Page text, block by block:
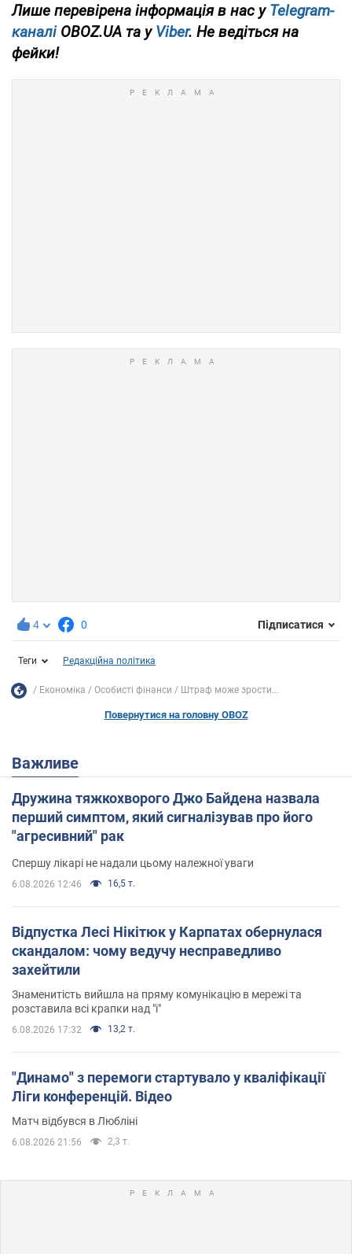
Лише перевірена інформація в нас уTelegram-
каналіOBOZ.UA та уViber. Не ведіться на
фейки!
4 0 Підписатися
Теги Редакційна політика
Економіка Особисті фінанси Штраф може зрости...
Повернутися на головну OBOZ
Важливе
Дружина тяжкохворого Джо Байдена назвала
перший симптом, який сигналізував про його
"агресивний" рак
Спершу лікарі не надали цьому належної уваги
6.08.2026 12:46 16,5 т.
Відпустка Лесі Нікітюк у Карпатах обернулася
скандалом: чому ведучу несправедливо
захейтили
Знаменитість вийшла на пряму комунікацію в мережі та
розставила всі крапки над "і"
6.08.2026 17:32 13,2 т.
"Динамо" з перемоги стартувало у кваліфікації
Ліги конференцій. Відео
Матч відбувся в Любліні
6.08.2026 21:56 2,3 т.